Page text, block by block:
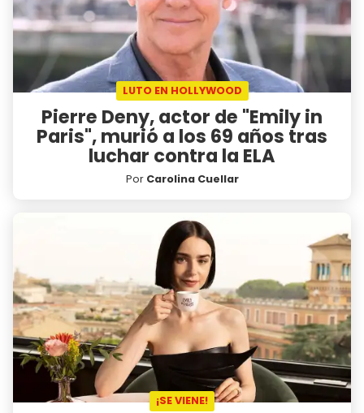
LUTO EN HOLLYWOOD
Pierre Deny, actor de "Emily in
Paris", murió a los 69 años tras
luchar contra la ELA
Por Carolina Cuellar
¡SE VIENE!